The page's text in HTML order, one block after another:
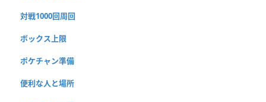
対戦1000回周回
ボックス上限
ポケチャン準備
便利な人と場所